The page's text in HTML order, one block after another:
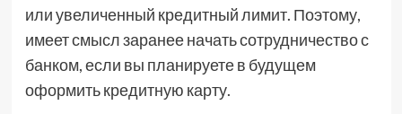
или увеличенный кредитный лимит. Поэтому,
имеет смысл заранее начать сотрудничество с
банком, если вы планируете в будущем
оформить кредитную карту.